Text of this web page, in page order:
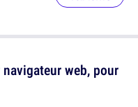
web, pour